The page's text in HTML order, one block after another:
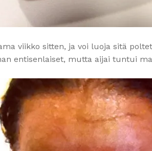
viikko sitten, ja voi luoja sitä
entisenlaiset, mutta aijai tuntui